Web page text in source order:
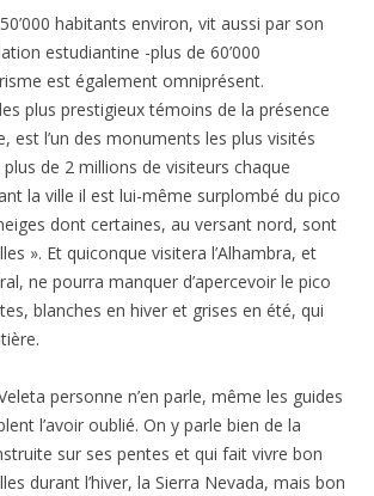
habitants environ, vit aussi par son
estudiantine -plus de 60’000
est également omniprésent.
plus prestigieux témoins de la présence
est l’un des monuments les plus visités
plus de 2 millions de visiteurs chaque
la ville il est lui-même surplombé du pico
dont certaines, au versant nord, sont
». Et quiconque visitera l’Alhambra, et
ne pourra manquer d’apercevoir le pico
blanches en hiver et grises en été, qui
personne n’en parle, même les guides
l’avoir oublié. On y parle bien de la
sur ses pentes et qui fait vivre bon
durant l’hiver, la Sierra Nevada, mais bon